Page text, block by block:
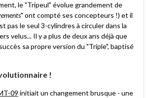
le "Tripeul" évolue grandement de
" ont compté ses concepteurs !) et il
pas le seul 3-cylindres à circuler dans la
velus... Il y a plus de deux ans déjà que
sa propre version du "Triple", baptisé
!
09 initiait un changement brusque - une